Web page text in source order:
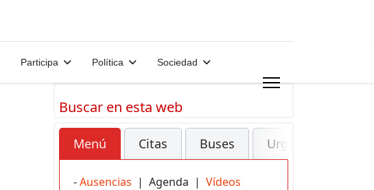
Participa Política Sociedad
Buscar en esta web
Menú Citas Buses Urgencias
-Ausencias | Agenda | Vídeos